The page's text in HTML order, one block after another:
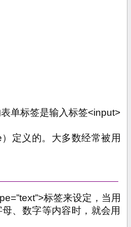
单标签是输入标签<input>
）定义的。大多数经常被用
标签来设定，当用
、数字等内容时，就会用